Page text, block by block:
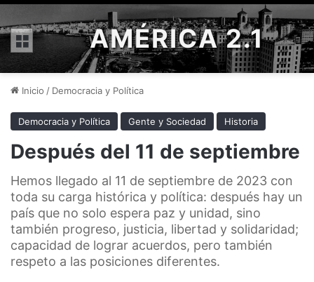
Menú AMÉRICA 2.1
Inicio / Democracia y Política
Democracia y Política Gente y Sociedad Historia
Después del 11 de septiembre
Hemos llegado al 11 de septiembre de 2023 con
toda su carga histórica y política: después hay un
país que no solo espera paz y unidad, sino
también progreso, justicia, libertad y solidaridad;
capacidad de lograr acuerdos, pero también
respeto a las posiciones diferentes.